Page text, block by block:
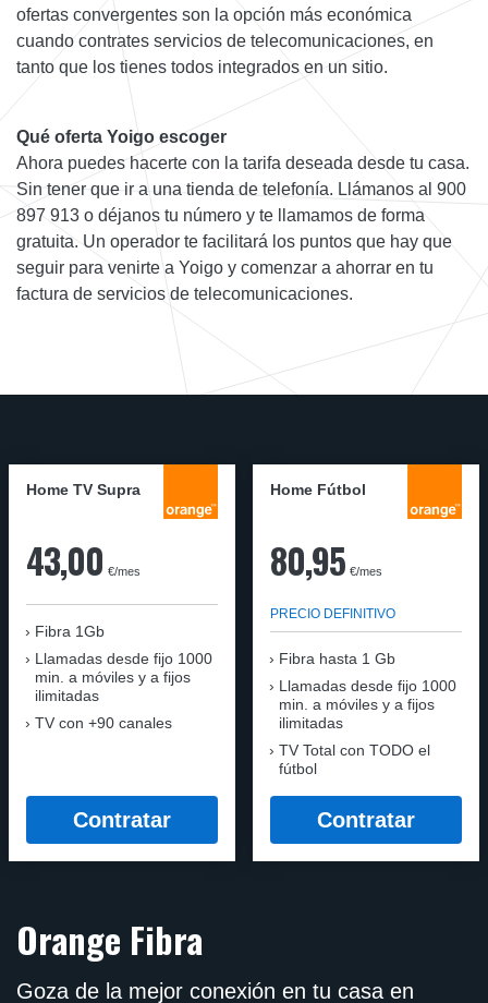
ofertas convergentes son la opción más económica
cuando contrates servicios de telecomunicaciones, en
tanto que los tienes todos integrados en un sitio.
Qué oferta Yoigo escoger
Ahora puedes hacerte con la tarifa deseada desde tu casa.
Sin tener que ir a una tienda de telefonía. Llámanos al 900
897 913 o déjanos tu número y te llamamos de forma
gratuita. Un operador te facilitará los puntos que hay que
seguir para venirte a Yoigo y comenzar a ahorrar en tu
factura de servicios de telecomunicaciones.
Home TV Supra
43,00 €/mes
Fibra 1Gb
Llamadas desde fijo 1000
min. a móviles y a fijos
ilimitadas
TV con +90 canales
Contratar
Home Fútbol
80,95 €/mes
PRECIO DEFINITIVO
Fibra hasta 1 Gb
Llamadas desde fijo 1000
min. a móviles y a fijos
ilimitadas
TV Total con TODO el
fútbol
Contratar
Orange Fibra
Goza de la mejor conexión en tu casa en